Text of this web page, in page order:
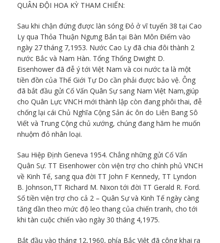
QUÂN ĐỘI HOA KỲ THAM CHIẾN:
Sau khi chận đứng được làn sóng Đỏ ở vĩ tuyến 38 tại Cao
Ly qua Thỏa Thuận Ngưng Bắn tại Bàn Môn Điếm vào
ngày 27 tháng 7,1953. Nước Cao Ly đã chia đôi thành 2
nước Bắc và Nam Hàn. Tổng Thống Dwight D.
Eisenhower đã đễ ý tới Việt Nam và coi nước ta là một
tiền đồn của Thế Giới Tự Do cần phải được bảo vệ. Ông
đã bắt đầu gửi Cố Vấn Quân Sự sang Nam Việt Nam,giúp
cho Quân Lực VNCH mới thành lập còn đang phôi thai, đễ
chống lại cái Chủ Nghĩa Cộng Sản ác ôn do Liên Bang Sô
Viết và Trung Cộng chủ xướng, chúng đang hăm he muốn
nhuộm đỏ nhân loại.
Sau Hiệp Định Geneva 1954. Chẳng những gửi Cố Vấn
Quân Sự. TT Eisenhower còn viện trợ cho chính phủ VNCH
về Kinh Tế, sang qua đời TT John F Kennedy, TT Lyndon
B. Johnson,TT Richard M. Nixon tới đời TT Gerald R. Ford.
Số tiền viện trợ cho cả 2 – Quân Sự và Kinh Tế ngày càng
tăng dần theo mức độ leo thang của chiến tranh, cho tới
khi tàn cuộc chiến vào ngày 30 tháng 4,1975.
Bắt đầu vào tháng 12,1960, phía Bắc Việt đã công khai ra